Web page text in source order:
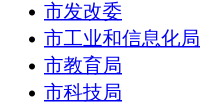
市发改委
市工业和信息化局
市教育局
市科技局